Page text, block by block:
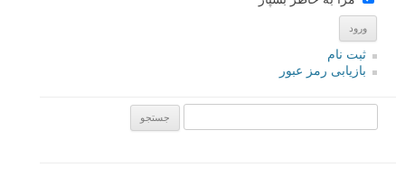
ثبت نام
بازیابی رمز عبور